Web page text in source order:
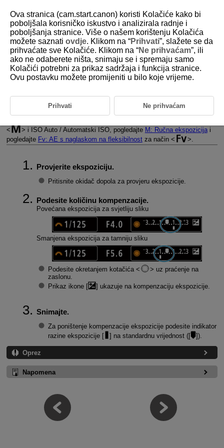
D180-058
Ručna kompenzacija ekspozicije
Kompenzacija ekspozicije dostupna je u načinima
,
i ISO Auto / Automatski ISO, pogledajte M: Ručna ekspozicijai
pogledajte Fv: AE s naglaskom na fleksibilnostza način .
Provjerite ekspoziciju.
Pritisnite okidač dopola za provjeru ekspozicije.
Podesite količinu kompenzacije.
Povećana ekspozicija za svjetliju sliku
Smanjena ekspozicija za tamniju sliku
Podesite okretanjem kotačića
uz praćenje na
zaslonu.
Prikaz ikone [
] ukazuje na kompenzaciju ekspozicije.
Snimajte.
Za poništenje kompenzacije ekspozicije podesite indikator
razine ekspozicije [
] na standardnu vrijednost ([ ]).
Oprez
Napomena
Ova stranica (cam.start.canon) koristi Kolačiće kako bi
poboljšala korisničko iskustvo i analizirala radnje i
poboljšanja stranice. Više o našem korištenju Kolačića
možete saznati ovdje. Klikom na “Prihvati”, slažete se da
prihvaćate sve Kolačiće. Klikom na “Ne prihvaćam”, ili
ako ne odaberete ništa, snimaju se i spremaju samo
Kolačići potrebni za prikaz sadržaja i funkcija stranice.
Ovu postavku možete promijeniti u bilo koje vrijeme.
Prihvati Ne prihvaćam